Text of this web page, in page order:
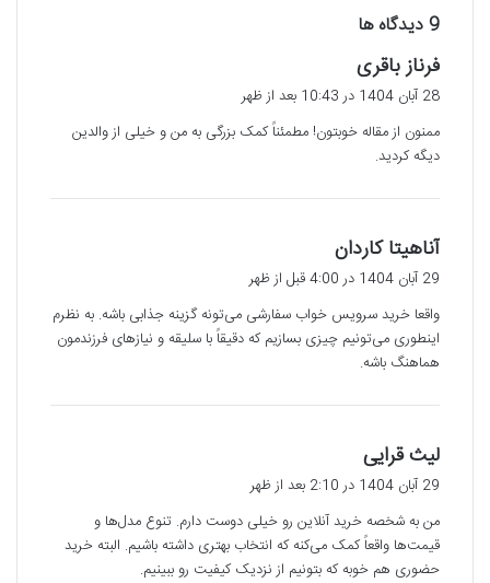
‫9 دیدگاه ها
فرناز باقری
ت
:
28 آبان 1404 در 10:43 بعد از ظهر
ممنون از مقاله خوبتون! مطمئناً کمک بزرگی به من و خیلی از والدین
دیگه کردید.
آناهیتا کاردان
ف
:
29 آبان 1404 در 4:00 قبل از ظهر
واقعا خرید سرویس خواب سفارشی می‌تونه گزینه جذابی باشه. به نظرم
اینطوری می‌تونیم چیزی بسازیم که دقیقاً با سلیقه و نیازهای فرزندمون
هماهنگ باشه.
لیث قرایی
ف
:
29 آبان 1404 در 2:10 بعد از ظهر
من به شخصه خرید آنلاین رو خیلی دوست دارم. تنوع مدل‌ها و
قیمت‌ها واقعاً کمک می‌کنه که انتخاب بهتری داشته باشیم. البته خرید
حضوری هم خوبه که بتونیم از نزدیک کیفیت رو ببینیم.